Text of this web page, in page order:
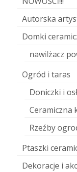
Autorska
Domki
nawilżacz
Ogród i taras
Doniczki i
Ceramiczna
Rzeźby
Ptaszki
Dekoracje i